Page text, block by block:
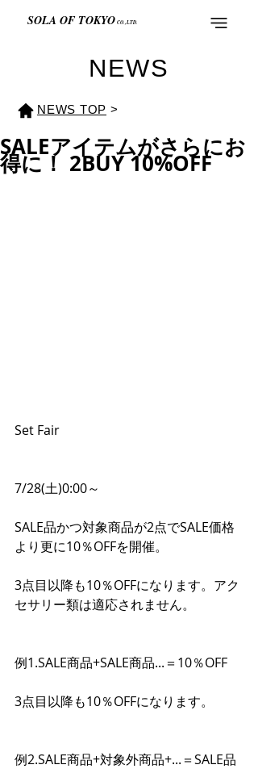
SOLA OF TOKYO CO.,LTD.
NEWS
NEWS TOP >
SALEアイテムがさらにお
得に！ 2BUY 10%OFF
Set Fair
7/28(土)0:00～
SALE品かつ対象商品が2点でSALE価格
より更に10％OFFを開催。
3点目以降も10％OFFになります。アク
セサリー類は適応されません。
例1.SALE商品+SALE商品...＝10％OFF
3点目以降も10％OFFになります。
例2.SALE商品+対象外商品+...＝SALE品